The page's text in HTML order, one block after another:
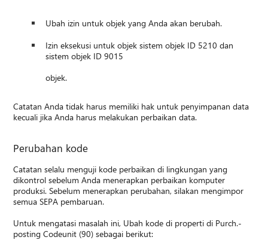
Ubah izin untuk objek yang Anda akan berubah.
Izin eksekusi untuk objek sistem objek ID 5210 dan
sistem objek ID 9015
objek.
Catatan Anda tidak harus memiliki hak untuk penyimpanan data
kecuali jika Anda harus melakukan perbaikan data.
Perubahan kode
Catatan selalu menguji kode perbaikan di lingkungan yang
dikontrol sebelum Anda menerapkan perbaikan komputer
produksi. Sebelum menerapkan perubahan, silakan mengimpor
semua SEPA pembaruan.
Untuk mengatasi masalah ini, Ubah kode di properti di Purch.-
posting Codeunit (90) sebagai berikut: